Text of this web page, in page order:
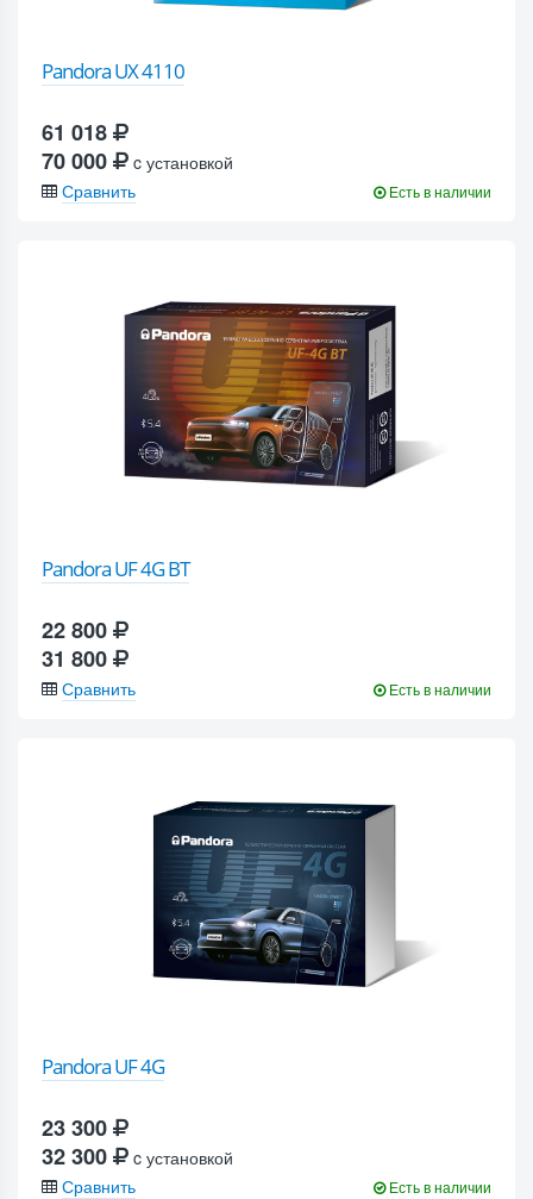
Pandora UX 4110
61 018
70 000
c установкой
Сравнить
Есть в наличии
Pandora UF 4G BT
22 800
31 800
Сравнить Есть в наличии
Pandora UF 4G
23 300
32 300
c установкой
Сравнить
Есть в наличии